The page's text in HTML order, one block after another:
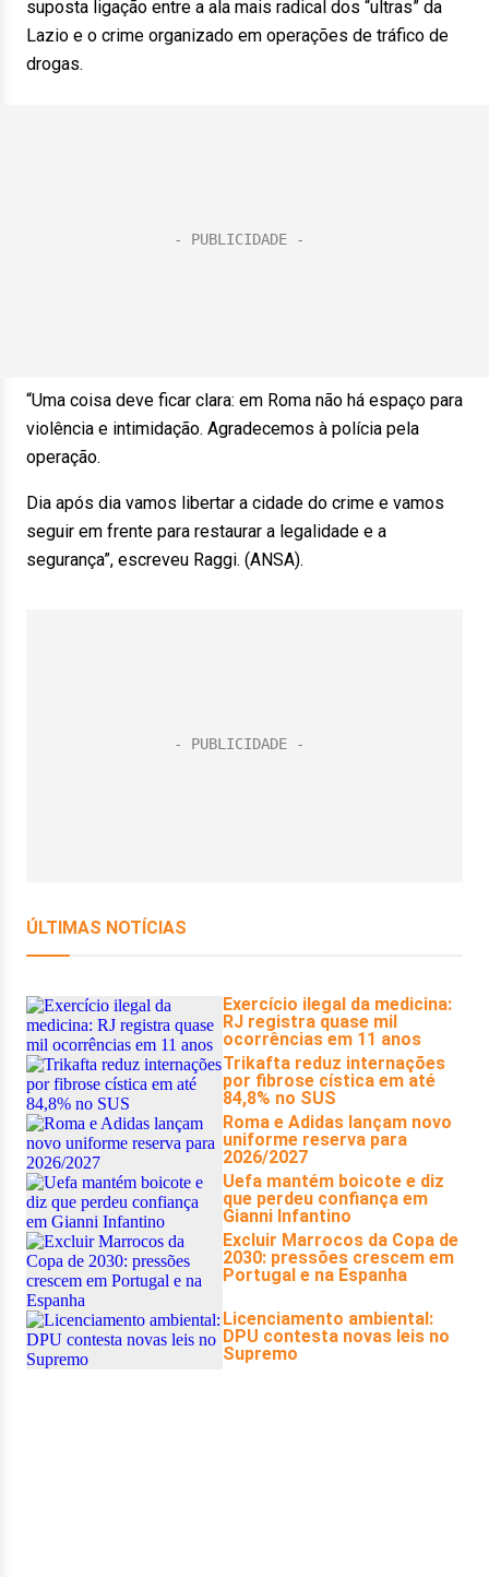
suposta ligação entre a ala mais radical dos “ultras” da
Lazio e o crime organizado em operações de tráfico de
drogas.
“Uma coisa deve ficar clara: em Roma não há espaço para
violência e intimidação. Agradecemos à polícia pela
operação.
Dia após dia vamos libertar a cidade do crime e vamos
seguir em frente para restaurar a legalidade e a
segurança”, escreveu Raggi. (ANSA).